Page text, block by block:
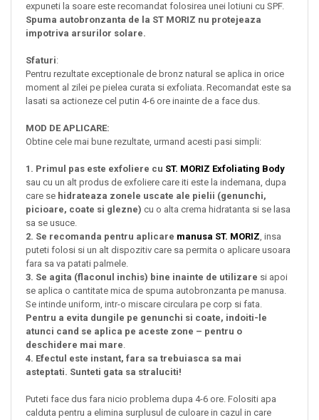
expuneti la soare este recomandat folosirea unei lotiuni cu SPF.
Spuma autobronzanta de la ST MORIZ nu protejeaza
impotriva arsurilor solare.
Sfaturi:
Pentru rezultate exceptionale de bronz natural se aplica in orice
moment al zilei pe pielea curata si exfoliata. Recomandat este sa
lasati sa actioneze cel putin 4-6 ore inainte de a face dus.
MOD DE APLICARE:
Obtine cele mai bune rezultate, urmand acesti pasi simpli:
1. Primul pas este exfoliere cu ST. MORIZ Exfoliating Body
sau cu un alt produs de exfoliere care iti este la indemana, dupa
care se hidrateaza zonele uscate ale pielii (genunchi,
picioare, coate si glezne) cu o alta crema hidratanta si se lasa
sa se usuce.
2. Se recomanda pentru aplicare manusa ST. MORIZ, insa
puteti folosi si un alt dispozitiv care sa permita o aplicare usoara
fara sa va patati palmele.
3. Se agita (flaconul inchis) bine inainte de utilizare si apoi
se aplica o cantitate mica de spuma autobronzanta pe manusa.
Se intinde uniform, intr-o miscare circulara pe corp si fata.
Pentru a evita dungile pe genunchi si coate, indoiti-le
atunci cand se aplica pe aceste zone – pentru o
deschidere mai mare.
4. Efectul este instant, fara sa trebuiasca sa mai
asteptati. Sunteti gata sa straluciti!
Puteti face dus fara nicio problema dupa 4-6 ore. Folositi apa
calduta pentru a elimina surplusul de culoare in cazul in care